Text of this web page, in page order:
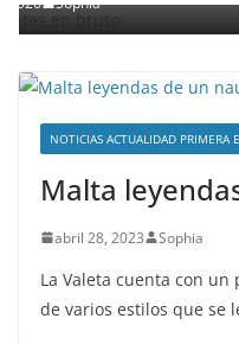
enero 3,
NOTICIAS ACTUALIDAD PRIMERA
Malta
abril 28, 2023 Sophia
La Valeta cuenta con
de varios estilos que se